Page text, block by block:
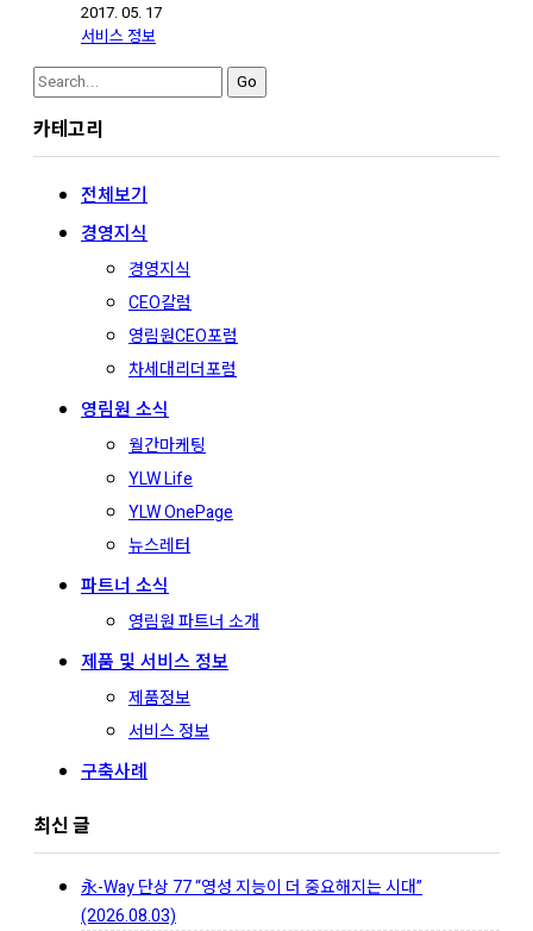
2017. 05. 17
서비스 정보
Search
카테고리
전체보기
경영지식
경영지식
CEO칼럼
영림원CEO포럼
차세대리더포럼
영림원 소식
월간마케팅
YLW Life
YLW OnePage
뉴스레터
파트너 소식
영림원 파트너 소개
제품 및 서비스 정보
제품정보
서비스 정보
구축사례
최신 글
永-Way 단상 77 “영성 지능이 더 중요해지는 시대”
(2026.08.03)